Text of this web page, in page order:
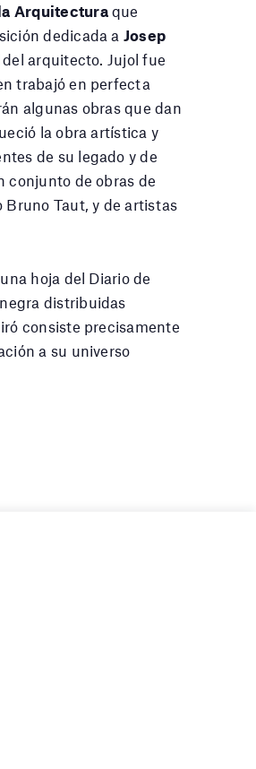
Arquitecturaque
dedicada a Josep
arquitecto. Jujol fue
trabajó en perfecta
algunas obras que dan
la obra artística y
de su legado y de
conjunto de obras de
Taut, y de artistas
hoja del Diario de
distribuidas
consiste precisamente
a su universo